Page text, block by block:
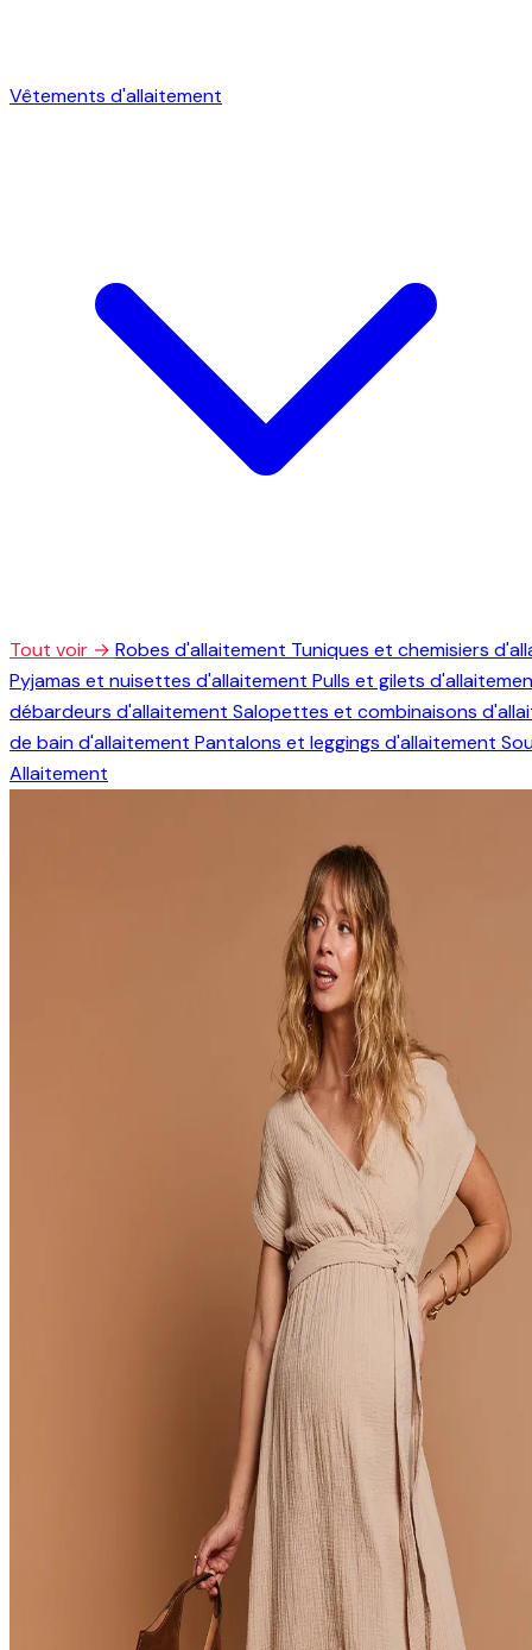
Vêtements d'allaitement
Tout voir → Robes d'allaitement Tuniques et chemisiers
Pyjamas et nuisettes d'allaitement Pulls et gilets
débardeurs d'allaitement Salopettes et combinaisons
de bain d'allaitement Pantalons et leggings d'allaitement
Allaitement